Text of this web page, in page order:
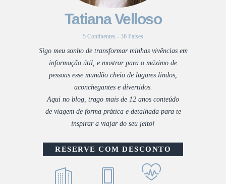
Tatiana Velloso
5 Continentes - 36 Países
Sigo meu sonho de transformar minhas vivências em
informação útil, e mostrar para o máximo de
pessoas esse mundão cheio de lugares lindos,
aconchegantes e divertidos.
Aqui no blog, trago mais de 12 anos conteúdo
de viagem de forma prática e detalhada para te
inspirar a viajar do seu jeito!
RESERVE COM DESCONTO